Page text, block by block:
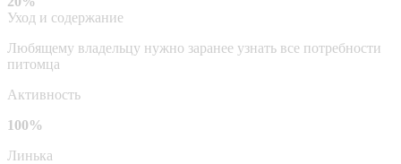
Уход и содержание
Любящему владельцу нужно заранее узнать все потребности
питомца
Активность
100%
Линька